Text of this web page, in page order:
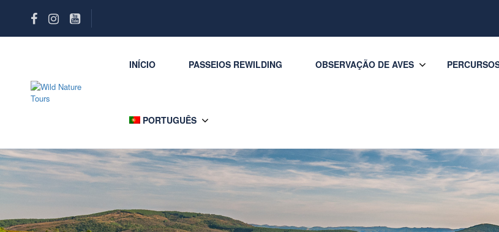
INÍCIO PASSEIOS REWILDING OBSERVAÇÃO DE AVES
PORTUGUÊS